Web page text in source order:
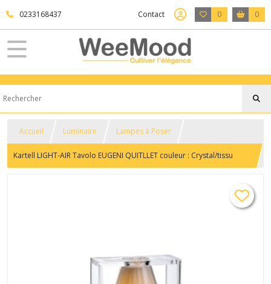
0233168437 Contact 0 0
Accueil Luminaire Lampes à Poser
Kartell LIGHT-AIR Tavolo EUGENI QUITLLET couleur : Crystal/tissu